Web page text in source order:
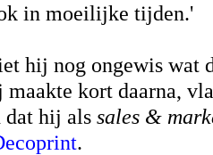
in moeilijke tijden.'
hij nog ongewis wat
maakte kort daarna,
dat hij als sales &
.